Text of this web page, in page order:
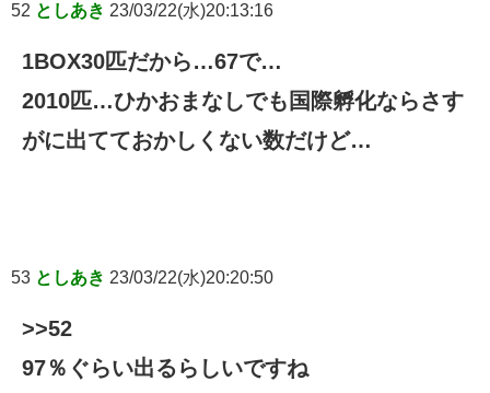
52 としあき 23/03/22(水)20:13:16
1BOX30匹だから…67で…
2010匹…ひかおまなしでも国際孵化ならさす
がに出てておかしくない数だけど…
53 としあき 23/03/22(水)20:20:50
>>52
97％ぐらい出るらしいですね